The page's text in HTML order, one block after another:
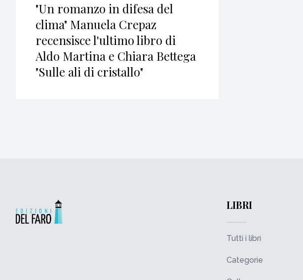
"Un romanzo in difesa del
clima" Manuela Crepaz
recensisce l'ultimo libro di
Aldo Martina e Chiara Bettega
"Sulle ali di cristallo"
LIBRI
Tutti i libri
Categorie